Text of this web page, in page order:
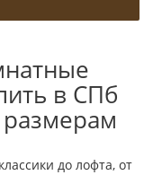
в СПб
до лофта, от